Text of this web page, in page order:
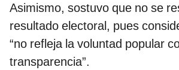
Asimismo, sostuvo que no se
resultado electoral, pues
“no refleja la voluntad popular
transparencia”.